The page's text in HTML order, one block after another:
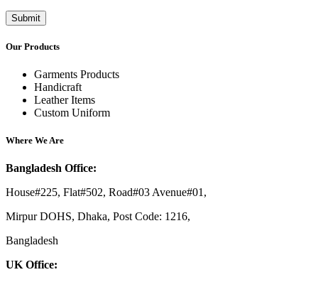
Our Products
Garments Products
Handicraft
Leather Items
Custom Uniform
Where We Are
Bangladesh Office:
House#225, Flat#502, Road#03 Avenue#01,
Mirpur DOHS, Dhaka, Post Code: 1216,
Bangladesh
UK Office: